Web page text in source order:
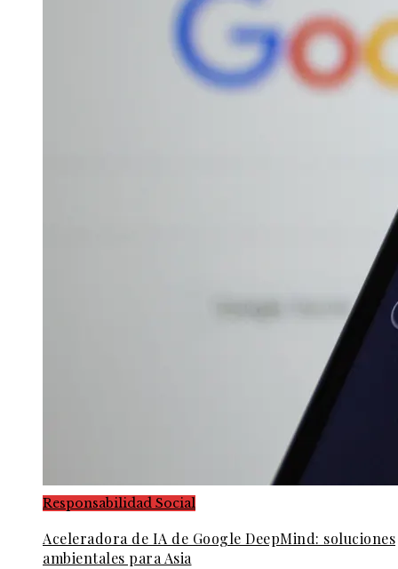
Responsabilidad Social
Aceleradora de IA de Google DeepMind: soluciones
ambientales para Asia